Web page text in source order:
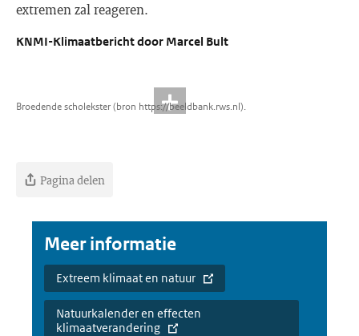
extremen zal reageren.
KNMI-Klimaatbericht door Marcel Bult
Broedende scholekster (bron https://beeldbank.rws.nl).
Pagina delen
Meer informatie
Extreem klimaat en natuur
Natuurkalender en effecten
klimaatverandering